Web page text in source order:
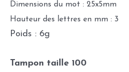
Dimensions du mot : 25x5mm
Hauteur des lettres en mm : 3
Poids : 6g
Tampon taille 100